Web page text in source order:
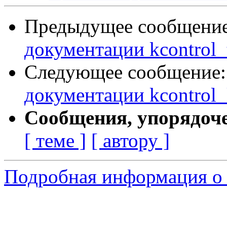
Предыдущее
документации
Следующее
документации
Сообщения,
[ теме ] [ автору ]
Подробная информация о